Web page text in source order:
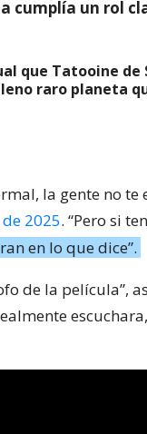
cumplía un rol
que Tatooine de
raro planeta
la gente no te
2025. “Pero si
en lo que dice”.
de la película”,
escuchara,